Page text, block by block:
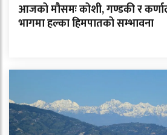
आजको मौसमः कोशी, गण्डकी र
भागमा हल्का हिमपातको सम्भावना